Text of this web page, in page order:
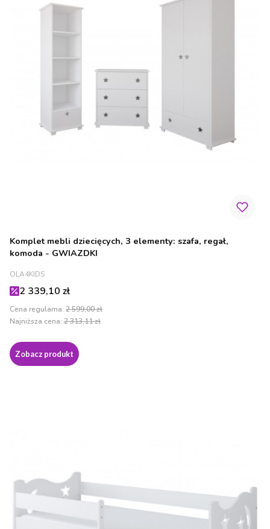
Komplet mebli dziecięcych, 3 elementy: szafa, regał,
komoda - GWIAZDKI
PRODUCENT
OLA4KIDS
Cena promocyjna
2 339,10 zł
Cena regularna: 2 599,00 zł
Najniższa cena: 2 313,11 zł
Zobacz produkt